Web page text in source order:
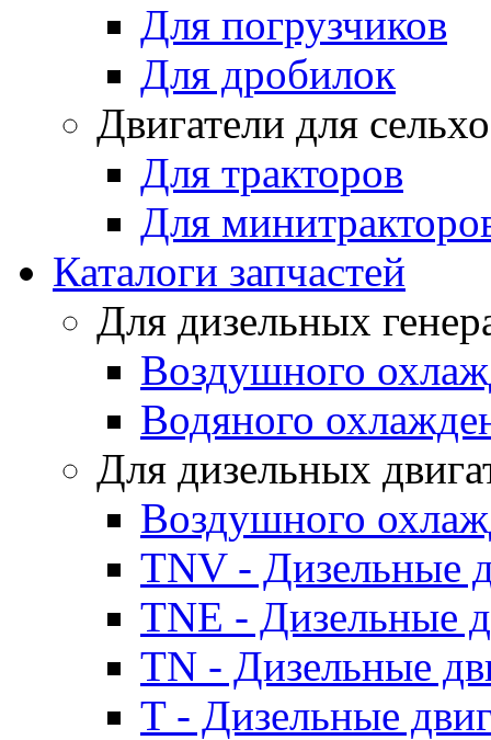
Для погрузчиков
Для дробилок
Двигатели для
Для тракторов
Для
Каталоги запчастей
Для дизельных
Воздушного
Водяного
Для дизельных
Воздушного
TNV - Дизельные
TNE - Дизельные
TN - Дизельные
T - Дизельные